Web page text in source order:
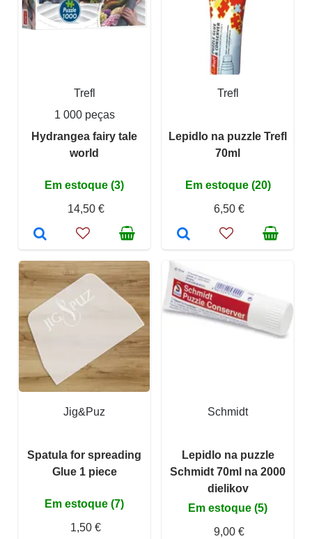
Trefl
1 000 peças
Hydrangea fairy tale
world
Em estoque (3)
14,50 €
Trefl
Lepidlo na puzzle Trefl
70ml
Em estoque (20)
6,50 €
Jig&Puz
Spatula for spreading
Glue 1 piece
Em estoque (7)
1,50 €
Schmidt
Lepidlo na puzzle
Schmidt 70ml na 2000
dielikov
Em estoque (5)
9,00 €